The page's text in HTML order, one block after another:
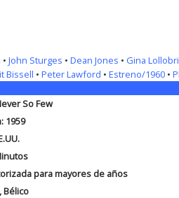
• John Sturges • Dean Jones • Gina
Bissell • Peter Lawford • Estreno/1960•
So Few
1959
para mayores de años
Bélico